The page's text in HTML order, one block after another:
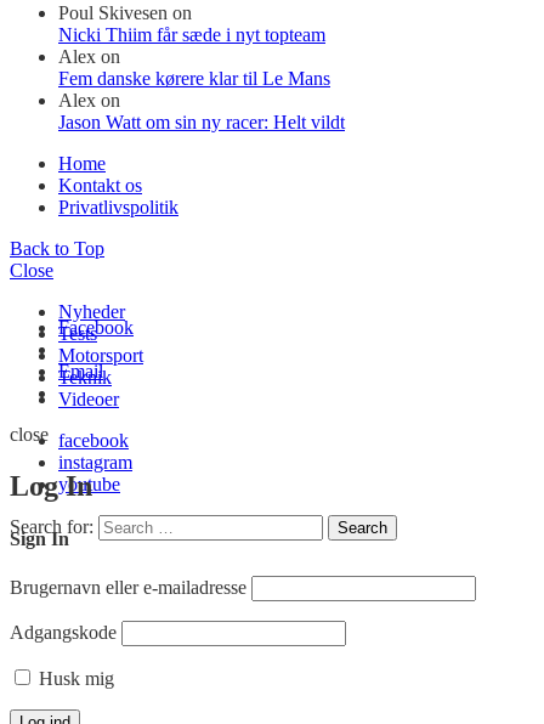
Poul Skivesen on
Nicki Thiim får sæde i nyt topteam
Alex on
Fem danske kørere klar til Le Mans
Alex on
Jason Watt om sin ny racer: Helt vildt
Home
Kontakt os
Privatlivspolitik
Back to Top
Close
Nyheder
Tests
Motorsport
Teknik
Videoer
facebook
instagram
youtube
Search for: Search
Facebook
Email
close
Log In
Sign In
Brugernavn eller e-mailadresse
Adgangskode
Husk mig